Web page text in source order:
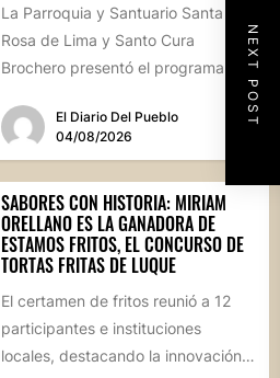
NEXT POST
La Parroquia y Santuario Santa
Rosa de Lima y Santo Cura
Brochero presentó el programa
El Diario Del Pueblo
04/08/2026
SABORES CON HISTORIA: MIRIAM
ORELLANO ES LA GANADORA DE
ESTAMOS FRITOS, EL CONCURSO DE
TORTAS FRITAS DE LUQUE
El certamen de fritos reunió a 12
participantes e instituciones
locales, destacando la innovación